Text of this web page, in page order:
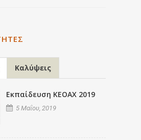
Καλύψεις
Εκπαίδευση ΚΕΟΑΧ 2019
5 Μαΐου, 2019